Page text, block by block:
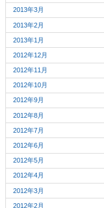
2013年3月
2013年2月
2013年1月
2012年12月
2012年11月
2012年10月
2012年9月
2012年8月
2012年7月
2012年6月
2012年5月
2012年4月
2012年3月
2012年2月